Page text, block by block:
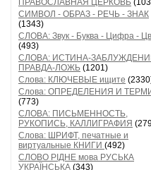
ПРАВОСЛАВНАЯ ЦЕРКОВЬ
СИМВОЛ - ОБРАЗ - РЕЧЬ - ЗНАК
(1343)
СЛОВА: Звук - Буква - Цифра -
(493)
СЛОВА: ИСТИНА-
ПРАВДА-ЛОЖЬ (1201)
Слова: КЛЮЧЕВЫЕ ищите
Слова: ОПРЕДЕЛЕНИЯ И
(773)
СЛОВА: ПИСЬМЕННОСТЬ,
РУКОПИСЬ, КАЛЛИГРАФИЯ
Слова: ШРИФТ, печатные и
виртуальные КНИГИ (492)
СЛОВО РІДНЕ мова РУСЬКА
УКРАЇНСЬКА (343)